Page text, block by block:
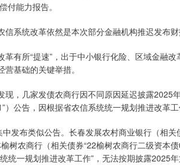
付能力报告。
信系统改革依然是本次部分金融机构推迟发布财
革有所“提速”，出于中小银行化险、区域金融
基础的关键举措。
现，几家发债农商行因不同原因延迟披露
）公告，因根据省农信系统统一规划推进改革
发布类似公告。长春发展农村商业银行（相
树农商行（相关债券“22榆树农商行二级资本
统一规划推进改革工作”，无法按期披露2025年